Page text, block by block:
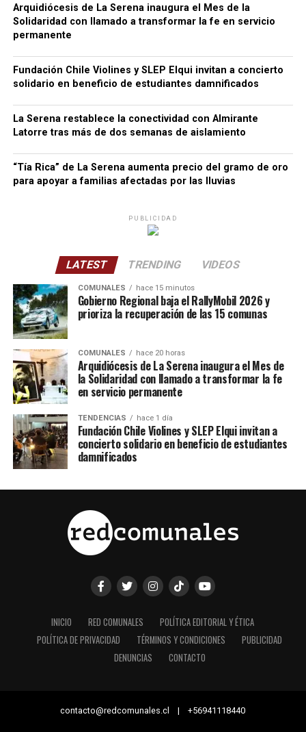
Arquidiócesis de La Serena inaugura el Mes de la
Solidaridad con llamado a transformar la fe en servicio
permanente
Fundación Chile Violines y SLEP Elqui invitan a concierto
solidario en beneficio de estudiantes damnificados
La Serena restablece la conectividad con Almirante
Latorre tras más de dos semanas de aislamiento
“Tía Rica” de La Serena aumenta precio del gramo de oro
para apoyar a familias afectadas por las lluvias
PUBLICIDAD
LATEST TRENDING VIDEOS
COMUNALES hace 15 minutos
Gobierno Regional baja el RallyMobil 2026 y
prioriza la recuperación de las 15 comunas
COMUNALES hace 20 horas
Arquidiócesis de La Serena inaugura el Mes de
la Solidaridad con llamado a transformar la fe
en servicio permanente
TENDENCIAS hace 1 día
Fundación Chile Violines y SLEP Elqui invitan a
concierto solidario en beneficio de estudiantes
damnificados
INICIO RED COMUNALES
POLÍTICA EDITORIAL Y ÉTICA
POLÍTICA DE PRIVACIDAD
TÉRMINOS Y CONDICIONES
PUBLICIDAD
DENUNCIAS
CONTACTO
contacto@redcomunales.cl | +56941118440